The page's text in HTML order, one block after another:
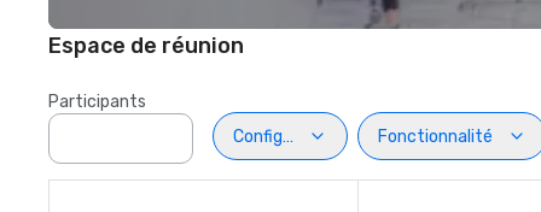
Espace de réunion
Participants
Configuration
Fonctionnalité